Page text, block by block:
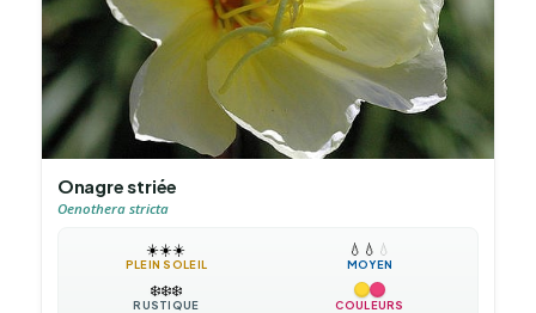
Onagre striée
Oenothera stricta
☀️☀️☀️
PLEIN SOLEIL
💧 💧 💧
MOYEN
❄️❄️❄️
RUSTIQUE COULEURS